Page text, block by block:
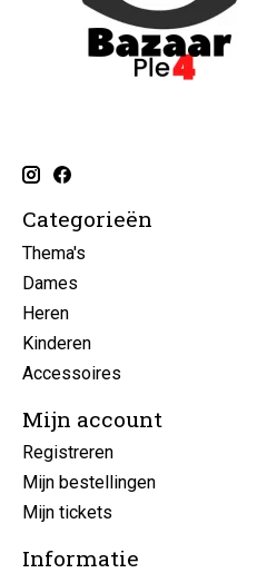
Categorieën
Thema's
Dames
Heren
Kinderen
Accessoires
Mijn account
Registreren
Mijn bestellingen
Mijn tickets
Informatie